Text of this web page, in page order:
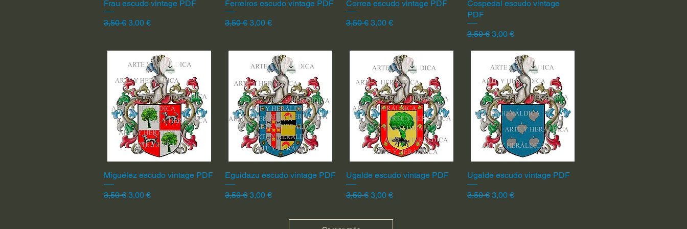
Vista rápida
Frau escudo vintage PDF
Precio
3,50 € Precio de oferta
3,00 €
Vista rápida
Ferreiros escudo vintage PDF
Precio
3,50 € Precio de oferta
3,00 €
Vista rápida
Correa escudo vintage PDF
Precio
3,50 € Precio de oferta
3,00 €
Vista rápida
Cospedal escudo vintage
PDF
Precio
3,50 € Precio de oferta
3,00 €
Vista rápida
Miguélez escudo vintage PDF
Precio
3,50 € Precio de oferta
3,00 €
Vista rápida
Eguidazu escudo vintage PDF
Precio
3,50 € Precio de oferta
3,00 €
Vista rápida
Ugalde escudo vintage PDF
Precio
3,50 € Precio de oferta
3,00 €
Vista rápida
Ugalde escudo vintage PDF
Precio
3,50 € Precio de oferta
3,00 €